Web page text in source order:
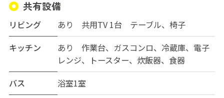
共有設備
リビング
あり 共用TV 1台 テーブル、椅子
キッチン
あり 作業台、ガスコンロ、冷蔵庫、電子
レンジ、トースター、炊飯器、食器
バス
浴室1室